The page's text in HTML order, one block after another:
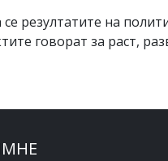
резултатите на
говорат за раст,